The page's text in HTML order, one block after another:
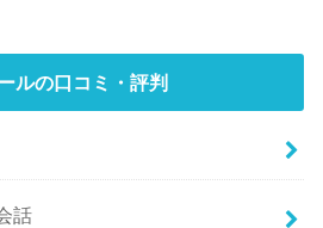
ルの口コミ・評判
話